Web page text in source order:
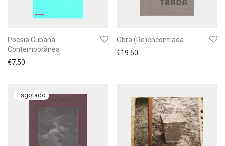
Poesia Cubana
Contemporânea
€7.50
Obra (Re)encontrada
€19.50